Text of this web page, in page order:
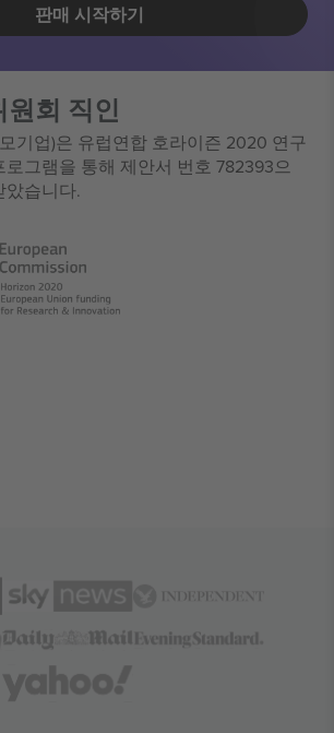
판매 시작하기
원회 직인
기업)은 유럽연합 호라이즌 2020 연구
로그램을 통해 제안서 번호 782393으
았습니다.